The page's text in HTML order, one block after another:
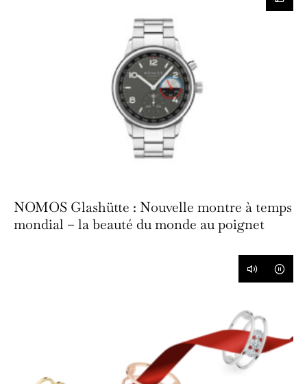
NOMOS Glashütte : Nouvelle montre à temps
mondial – la beauté du monde au poignet